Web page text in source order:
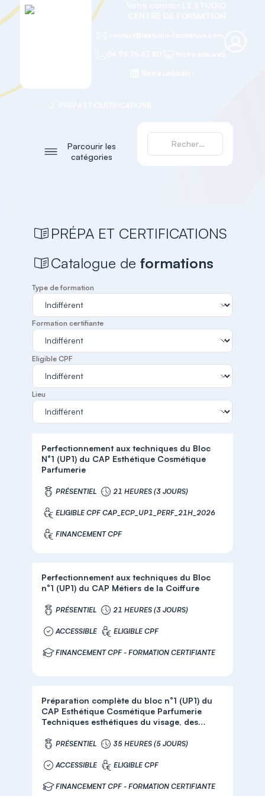
Parcourir les
catégories
PRÉPA ET CERTIFICATIONS
Catalogue deformations
Type de formation
Formation certifiante
Eligible CPF
Lieu
Perfectionnement aux techniques du Bloc
N°1 (UP1) du CAP Esthétique Cosmétique
Parfumerie
PRÉSENTIEL 21 HEURES (3 JOURS)
ELIGIBLE CPF CAP_ECP_UP1_PERF_21H_2026
FINANCEMENT CPF
Perfectionnement aux techniques du Bloc
n°1 (UP1) du CAP Métiers de la Coiffure
PRÉSENTIEL 21 HEURES (3 JOURS)
ACCESSIBLE ELIGIBLE CPF
FINANCEMENT CPF - FORMATION CERTIFIANTE
Préparation complète du bloc n°1 (UP1) du
CAP Esthétique Cosmétique Parfumerie
Techniques esthétiques du visage, des
bien être
PRÉSENTIEL 35 HEURES (5 JOURS)
ACCESSIBLE ELIGIBLE CPF
FINANCEMENT CPF - FORMATION CERTIFIANTE